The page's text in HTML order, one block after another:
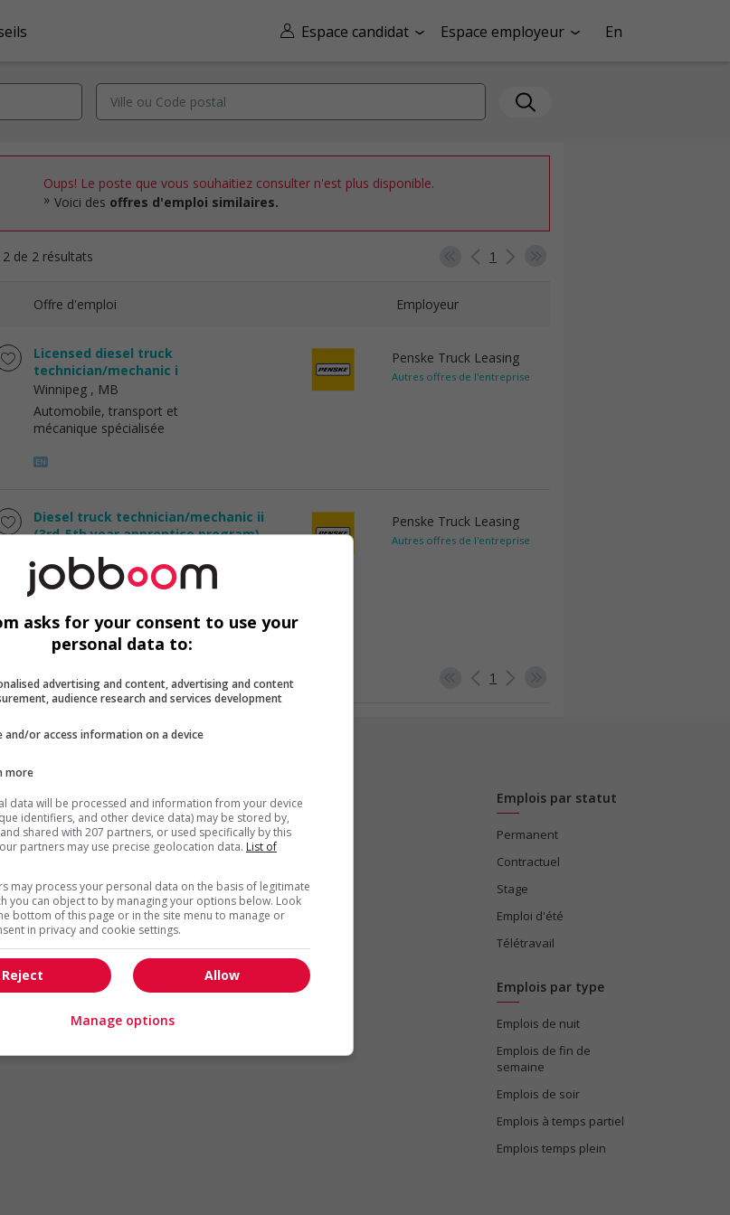
Espace candidat Espace employeur En
Oups! Le poste que vous souhaitiez consulter n'est plus disponible.
Voici des offres d'emploi similaires.
2 de 2 résultats 1
Offre d'emploi Employeur
Licensed diesel truck
technician/mechanic i
Winnipeg , MB
Automobile, transport et
mécanique spécialisée
Penske Truck Leasing
Autres offres de l'entreprise
Diesel truck technician/mechanic ii
(3rd-5th year apprentice program)
Winnipeg
, MB
Automobile, transport et
mécanique spécialisée
Penske Truck Leasing
Autres offres de l'entreprise
de 2 résultats 1
par secteur
de la mode Automobile et transport
diverses
/ Assurance
Construction / Manutention
Ingénierie / Sciences
/ Communication
Ressources humaines
/ Hôtellerie
Emplois par statut
Permanent
Contractuel
Stage
Emploi d'été
Télétravail
Emplois par type
Emplois de nuit
Emplois de fin de
semaine
Emplois de soir
Emplois à temps partiel
Emplois temps plein
asks for your consent to use your
personal data to:
advertising and content, advertising and content
audience research and services development
and/or access information on a device
more
data will be processed and information from your device
identifiers, and other device data) may be stored by,
shared with 207 partners, or used specifically by this
partners may use precise geolocation data. List of
may process your personal data on the basis of legitimate
you can object to by managing your options below. Look
bottom of this page or in the site menu to manage or
in privacy and cookie settings.
Allow
Reject
Manage options